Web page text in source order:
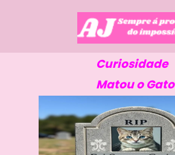
Curiosidade
Matou o Gato